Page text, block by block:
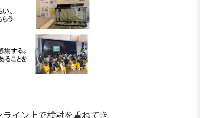
イン上で検討を重ねてき